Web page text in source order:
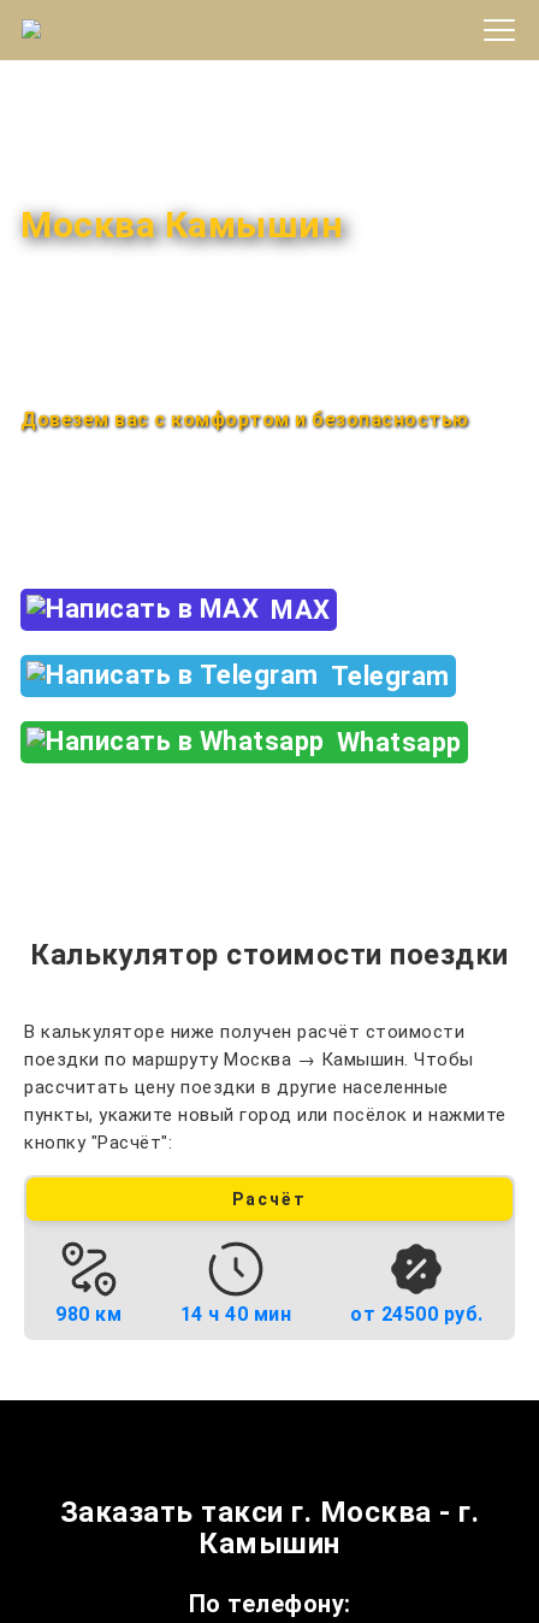
Москва Камышин
Довезем вас с комфортом и безопасностью
MAX
Telegram
Whatsapp
Калькулятор стоимости поездки
В калькуляторе ниже получен расчёт стоимости
поездки по маршруту Москва → Камышин. Чтобы
рассчитать цену поездки в другие населенные
пункты, укажите новый город или посёлок и нажмите
кнопку "Расчёт":
Расчёт
980 км 14 ч 40 мин от 24500 руб.
Заказать такси г. Москва - г.
Камышин
По телефону: